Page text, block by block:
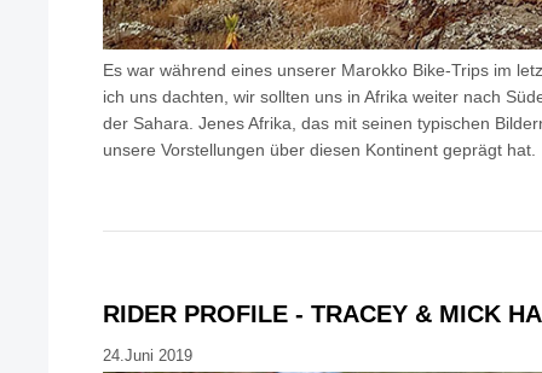
Es war während eines unserer Marokko Bike-Trips im
ich uns dachten, wir sollten uns in Afrika weiter nach
der Sahara. Jenes Afrika, das mit seinen typischen
unsere Vorstellungen über diesen Kontinent geprägt hat.
RIDER PROFILE - TRACEY & MICK
24.Juni 2019